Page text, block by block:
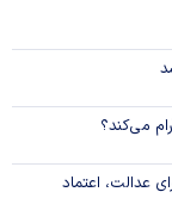
می‌کند؟
عدالت، اعتماد